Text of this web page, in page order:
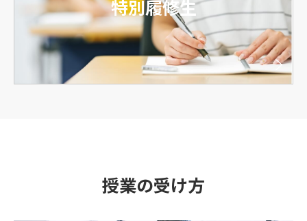
特別履修生
授業の受け方